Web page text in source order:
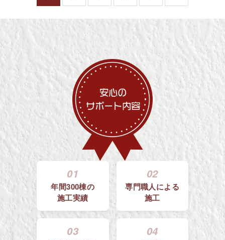
01
年間300棟の
施工実績
02
専門職人による
施工
03 04